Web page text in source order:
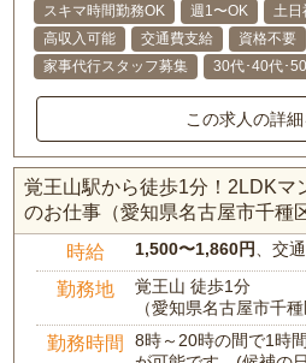
スキマ時間勤務OK 週1〜OK 土日
高収入可能
交通費支給 資格不要
家事代行スタッフ募集
30代･40代･
この求人の詳
覚王山駅から徒歩1分！2LDKマ
のお仕事（愛知県名古屋市千種
時給 1,500〜1,860円 、交
勤務地
覚王山 徒歩1分
（愛知県名古屋市千種
勤務時間
8時～20時の間で1時